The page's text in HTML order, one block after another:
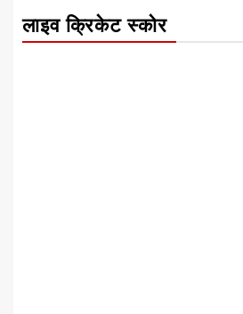
लाइव क्रिकेट स्कोर